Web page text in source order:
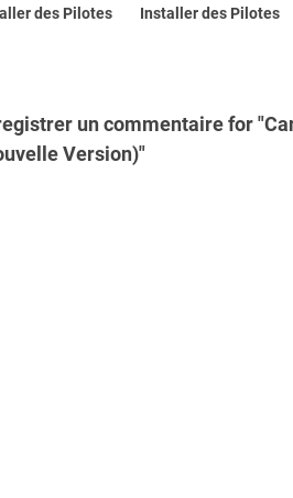
des Pilotes
Installer des Pilotes
un commentaire for
Version)"